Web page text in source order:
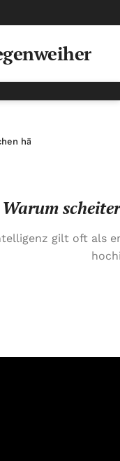
häufiger als
Warum
gilt oft als